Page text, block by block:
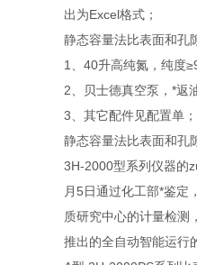
出为Excel格式；
静态容量法比表面和孔
1、40升高纯氮，纯度
2、贝士德真空泵，*返
3、其它配件见配置单；
静态容量法比表面和孔
3H-2000型系列仪器的
月5日通过化工部*鉴
质研究中心的计量检
推出的全自动智能运行